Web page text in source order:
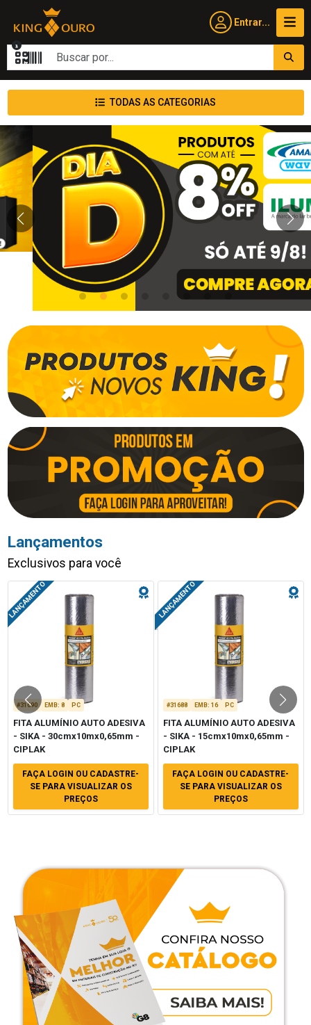
Entrar...
TODAS AS CATEGORIAS
Lançamentos
Exclusivos para você
LANÇAMENTO
#31690 EMB: 8 PC
FITA ALUMÍNIO AUTO ADESIVA
- SIKA - 30cmx10mx0,65mm -
CIPLAK
FAÇA LOGIN OU CADASTRE-
SE PARA VISUALIZAR OS
PREÇOS
LANÇAMENTO
#31688 EMB: 16 PC
FITA ALUMÍNIO AUTO ADESIVA
- SIKA - 15cmx10mx0,65mm -
CIPLAK
FAÇA LOGIN OU CADASTRE-
SE PARA VISUALIZAR OS
PREÇOS